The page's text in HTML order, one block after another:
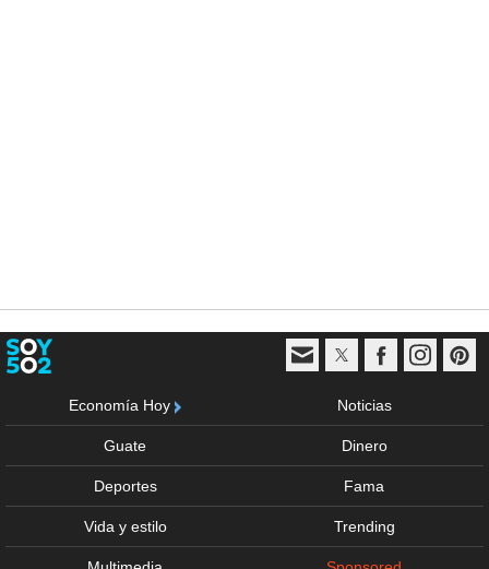
Economía Hoy Noticias
Guate Dinero
Deportes Fama
Vida y estilo Trending